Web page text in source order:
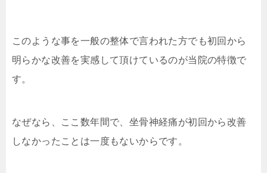
このような事を一般の整体で言われた方でも初回から
明らかな改善を実感して頂けているのが当院の特徴で
す。
なぜなら、ここ数年間で、坐骨神経痛が初回から改善
しなかったことは一度もないからです。